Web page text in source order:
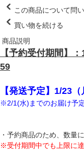
この商品について問
買い物を続ける
商品説明
【予約受付期間】
59
【発送予定】1/23
※2/1(水)までのお届け予
・予約商品のため、数量
※受付期間中でも上限に